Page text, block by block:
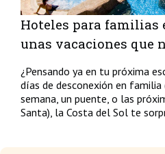
Hoteles para familias
unas vacaciones que
¿Pensando ya en tu próxima
días de desconexión en familia
semana, un puente, o las
Santa), la Costa del Sol te